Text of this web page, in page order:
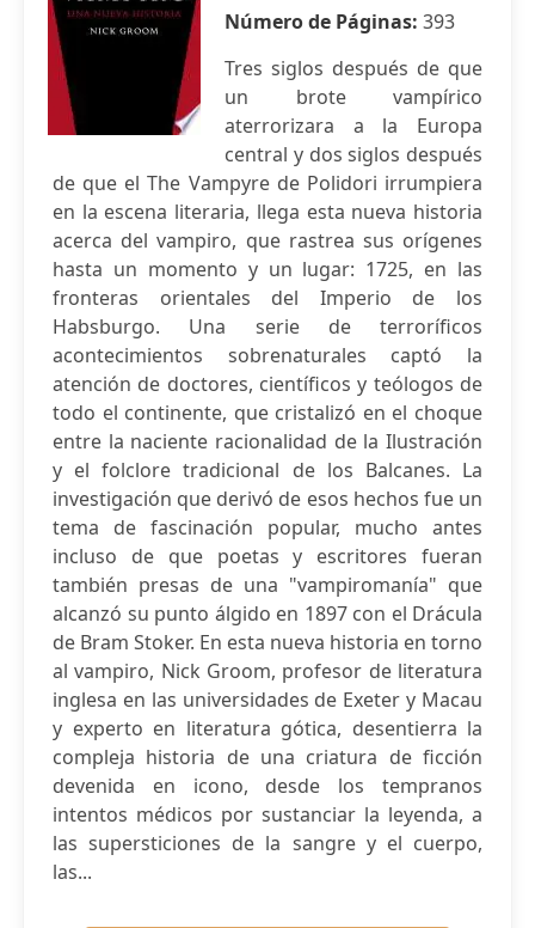
Número de Páginas: 393
Tres siglos después de que
un brote vampírico
aterrorizara a la Europa
central y dos siglos después
de que el The Vampyre de Polidori irrumpiera
en la escena literaria, llega esta nueva historia
acerca del vampiro, que rastrea sus orígenes
hasta un momento y un lugar: 1725, en las
fronteras orientales del Imperio de los
Habsburgo. Una serie de terroríficos
acontecimientos sobrenaturales captó la
atención de doctores, científicos y teólogos de
todo el continente, que cristalizó en el choque
entre la naciente racionalidad de la Ilustración
y el folclore tradicional de los Balcanes. La
investigación que derivó de esos hechos fue un
tema de fascinación popular, mucho antes
incluso de que poetas y escritores fueran
también presas de una "vampiromanía" que
alcanzó su punto álgido en 1897 con el Drácula
de Bram Stoker. En esta nueva historia en torno
al vampiro, Nick Groom, profesor de literatura
inglesa en las universidades de Exeter y Macau
y experto en literatura gótica, desentierra la
compleja historia de una criatura de ficción
devenida en icono, desde los tempranos
intentos médicos por sustanciar la leyenda, a
las supersticiones de la sangre y el cuerpo,
las...